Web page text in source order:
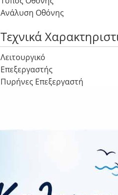
Ανάλυση Οθόνης
Τεχνικά
Λειτουργικό
Επεξεργαστής
Πυρήνες Επεξεργαστή
Quad 12 MP, f/1.5 |
Συνδεσιμότητα